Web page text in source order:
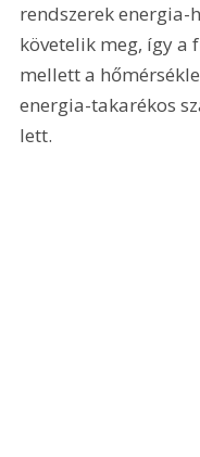
rendszerek energia-
követelik meg, így a
mellett a
energia-takarékos
lett.